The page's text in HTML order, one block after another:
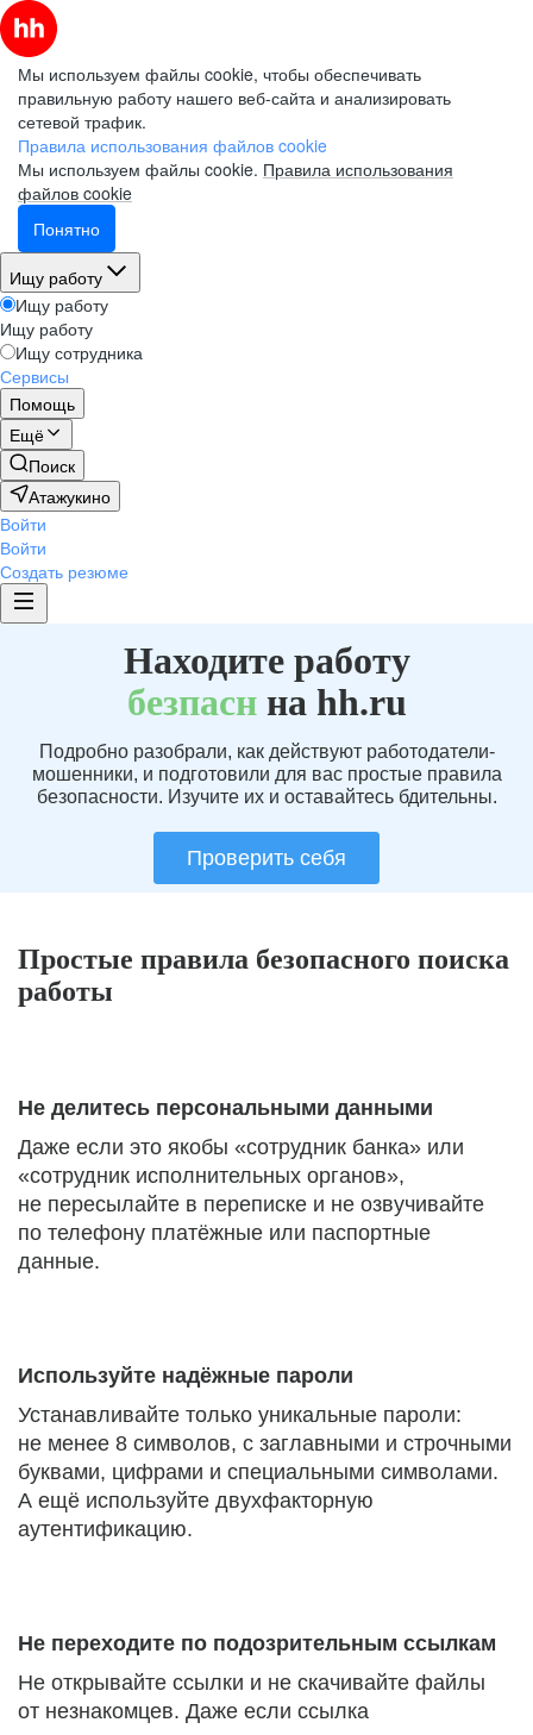
Мы используем файлы cookie, чтобы обеспечивать
правильную работу нашего веб-сайта и анализировать
сетевой трафик.
Правила использования файлов cookie
Мы используем файлы cookie. Правила использования
файлов cookie
Понятно
Ищу работу
Ищу работу
Ищу работу
Ищу сотрудника
Сервисы
Помощь
Ещё
Поиск
Атажукино
Войти
Войти
Создать резюме
Находите работу
безпаснна hh.ru
Подробно разобрали, как действуют работодатели-
мошенники, и подготовили для вас простые правила
безопасности. Изучите их и оставайтесь бдительны.
Проверить себя
Простые правила безопасного поиска
работы
Не делитесь персональными данными
Даже если это якобы «сотрудник банка» или
«сотрудник исполнительных органов»,
не пересылайте в переписке и не озвучивайте
по телефону платёжные или паспортные
данные.
Используйте надёжные пароли
Устанавливайте только уникальные пароли:
не менее 8 символов, с заглавными и строчными
буквами, цифрами и специальными символами.
А ещё используйте двухфакторную
аутентификацию.
Не переходите по подозрительным ссылкам
Не открывайте ссылки и не скачивайте файлы
от незнакомцев. Даже если ссылка